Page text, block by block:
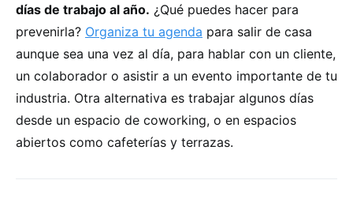
días de trabajo al año. ¿Qué puedes hacer para
prevenirla? Organiza tu agenda para salir de casa
aunque sea una vez al día, para hablar con un cliente,
un colaborador o asistir a un evento importante de tu
industria. Otra alternativa es trabajar algunos días
desde un espacio de coworking, o en espacios
abiertos como cafeterías y terrazas.